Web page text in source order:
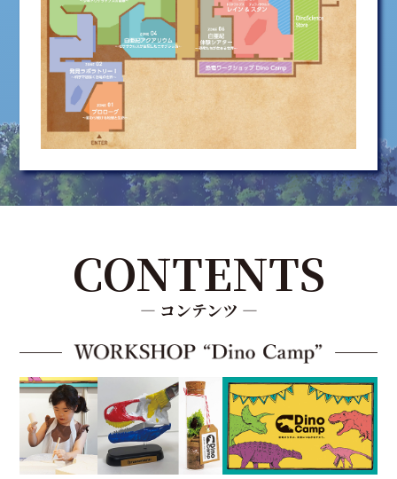
CONTENTS
― コンテンツ ―